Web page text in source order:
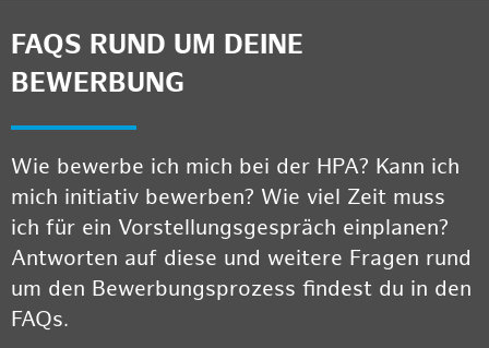
FAQS RUND UM DEINE
BEWERBUNG
Wie bewerbe ich mich bei der HPA? Kann ich
mich initiativ bewerben? Wie viel Zeit muss
ich für ein Vorstellungsgespräch einplanen?
Antworten auf diese und weitere Fragen rund
um den Bewerbungsprozess findest du in den
FAQs.